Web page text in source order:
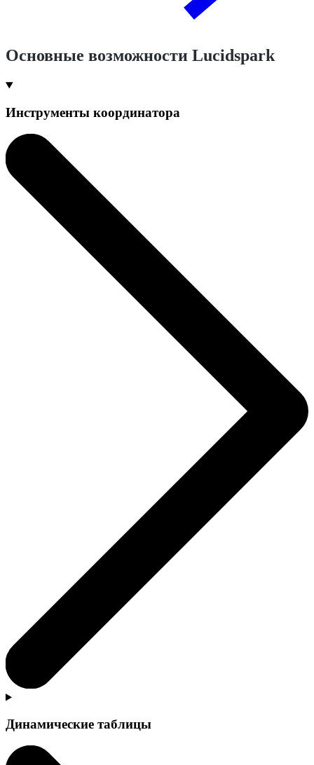
Основные возможности Lucidspark
Инструменты координатора
Динамические таблицы